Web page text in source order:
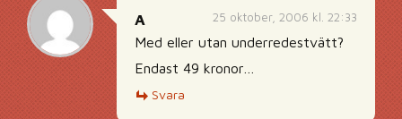
25 oktober, 2006 kl. 22:33
A
Med eller utan underredestvätt?
Endast 49 kronor…
Svara